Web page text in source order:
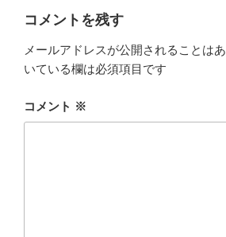
コメントを残す
メールアドレスが公開されることはあ
いている欄は必須項目です
コメント ※